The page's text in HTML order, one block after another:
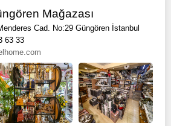
Mağazası
Cad. No:29 Güngören İstanbul
63 33